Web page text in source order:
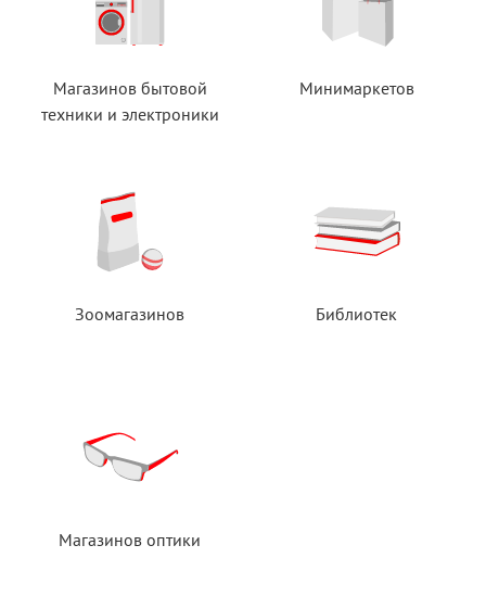
Магазинов бытовой
техники и электроники
Минимаркетов
Зоомагазинов Библиотек
Магазинов оптики